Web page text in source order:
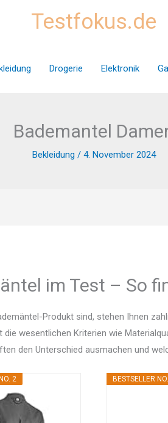
Testfokus.de
Drogerie Elektronik
Bademantel
Bekleidung / 4. November 2024
im Test – So
Produkt sind, stehen Ihnen
wesentlichen Kriterien wie
den Unterschied ausmachen und
2 BESTSELLER